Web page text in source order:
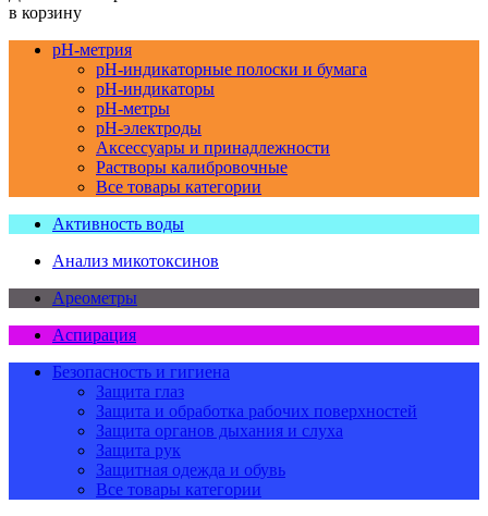
в корзину
pH-метрия
pH-индикаторные полоски и бумага
pH-индикаторы
pH-метры
pH-электроды
Аксессуары и принадлежности
Растворы калибровочные
Все товары категории
Активность воды
Анализ микотоксинов
Ареометры
Аспирация
Безопасность и гигиена
Защита глаз
Защита и обработка рабочих поверхностей
Защита органов дыхания и слуха
Защита рук
Защитная одежда и обувь
Все товары категории